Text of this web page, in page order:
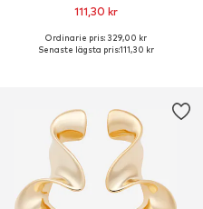
111,30 kr
Tillgängliga storlekar: XS, S, M, L, XL
Ordinarie pris: 329,00 kr
Senaste lägsta pris:111,30 kr